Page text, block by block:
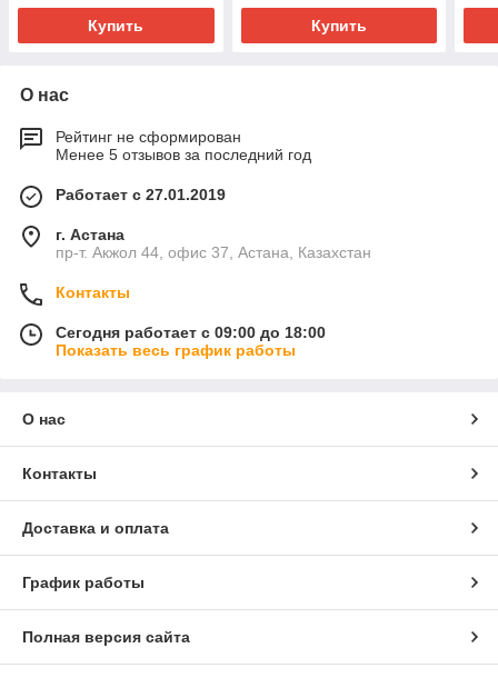
Купить Купить
О нас
Рейтинг не сформирован
Менее 5 отзывов за последний год
Работает с 27.01.2019
г. Астана
пр-т. Акжол 44, офис 37, Астана, Казахстан
Контакты
Сегодня работает с 09:00 до 18:00
Показать весь график работы
О нас
Контакты
Доставка и оплата
График работы
Полная версия сайта